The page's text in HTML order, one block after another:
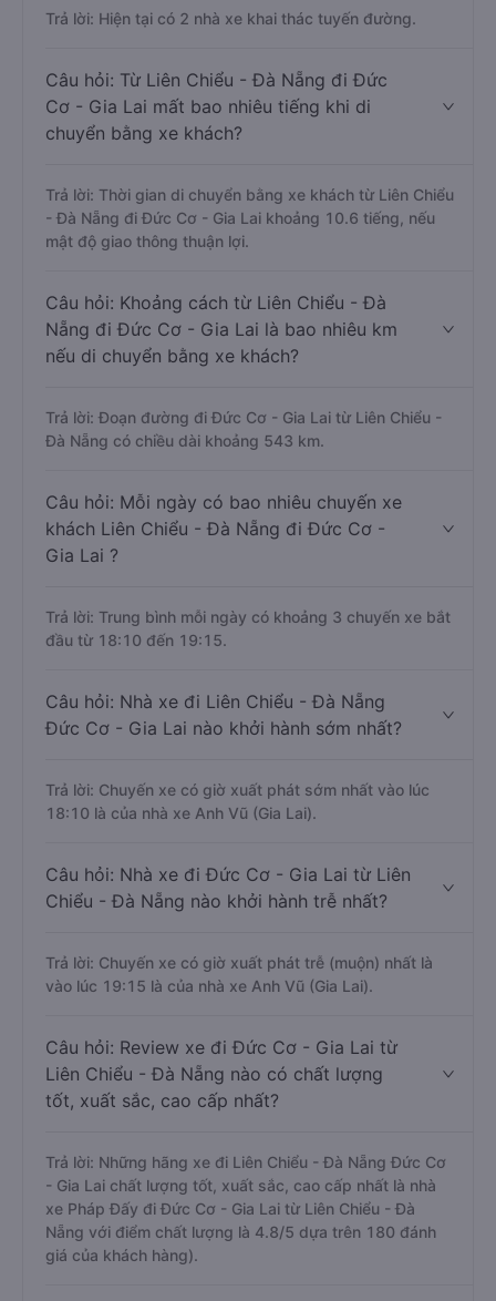
Trả lời: Hiện tại có 2 nhà xe khai thác tuyến đường.
Câu hỏi: Từ Liên Chiểu - Đà Nẵng đi Đức
Cơ - Gia Lai mất bao nhiêu tiếng khi di
chuyển bằng xe khách?
Trả lời: Thời gian di chuyển bằng xe khách từ Liên Chiểu
- Đà Nẵng đi Đức Cơ - Gia Lai khoảng 10.6 tiếng, nếu
mật độ giao thông thuận lợi.
Câu hỏi: Khoảng cách từ Liên Chiểu - Đà
Nẵng đi Đức Cơ - Gia Lai là bao nhiêu km
nếu di chuyển bằng xe khách?
Trả lời: Đoạn đường đi Đức Cơ - Gia Lai từ Liên Chiểu -
Đà Nẵng có chiều dài khoảng 543 km.
Câu hỏi: Mỗi ngày có bao nhiêu chuyến xe
khách Liên Chiểu - Đà Nẵng đi Đức Cơ -
Gia Lai ?
Trả lời: Trung bình mỗi ngày có khoảng 3 chuyến xe bắt
đầu từ 18:10 đến 19:15.
Câu hỏi: Nhà xe đi Liên Chiểu - Đà Nẵng
Đức Cơ - Gia Lai nào khởi hành sớm nhất?
Trả lời: Chuyến xe có giờ xuất phát sớm nhất vào lúc
18:10 là của nhà xe Anh Vũ (Gia Lai).
Câu hỏi: Nhà xe đi Đức Cơ - Gia Lai từ Liên
Chiểu - Đà Nẵng nào khởi hành trễ nhất?
Trả lời: Chuyến xe có giờ xuất phát trễ (muộn) nhất là
vào lúc 19:15 là của nhà xe Anh Vũ (Gia Lai).
Câu hỏi: Review xe đi Đức Cơ - Gia Lai từ
Liên Chiểu - Đà Nẵng nào có chất lượng
tốt, xuất sắc, cao cấp nhất?
Trả lời: Những hãng xe đi Liên Chiểu - Đà Nẵng Đức Cơ
- Gia Lai chất lượng tốt, xuất sắc, cao cấp nhất là nhà
xe Pháp Đấy đi Đức Cơ - Gia Lai từ Liên Chiểu - Đà
Nẵng với điểm chất lượng là 4.8/5 dựa trên 180 đánh
giá của khách hàng).